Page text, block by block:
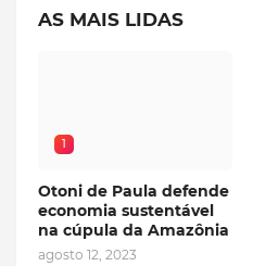
AS MAIS LIDAS
1
Otoni de Paula defende
economia sustentável
na cúpula da Amazônia
agosto 12, 2023